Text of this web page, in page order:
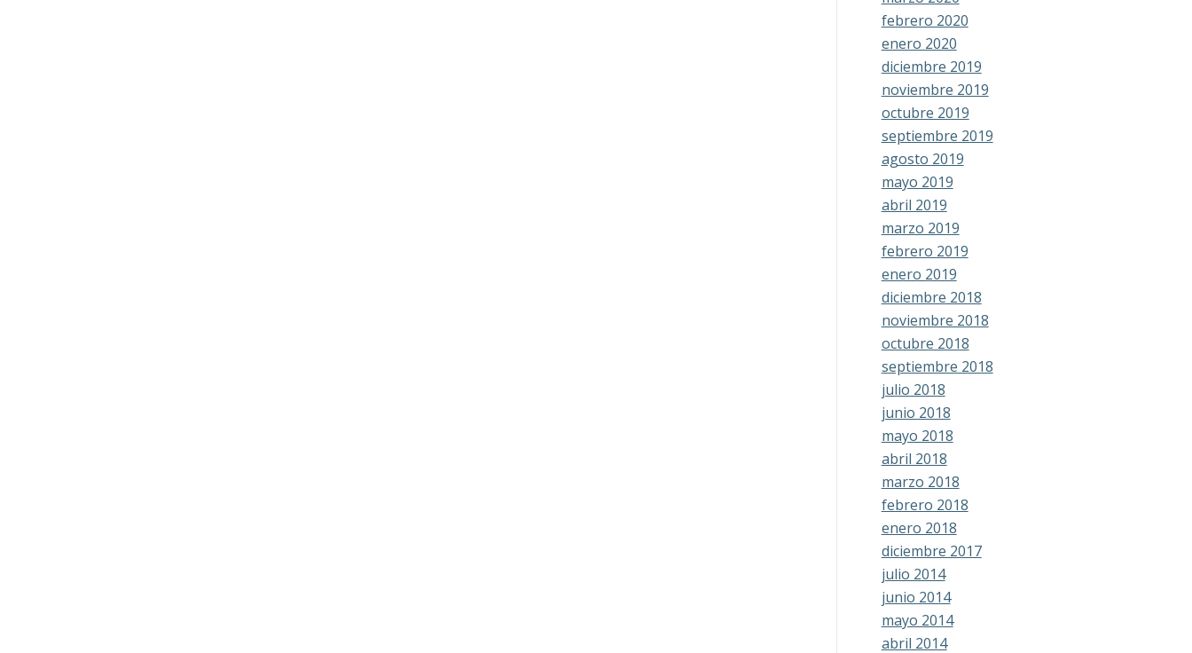
febrero 2020
enero 2020
diciembre 2019
noviembre 2019
octubre 2019
septiembre 2019
agosto 2019
mayo 2019
abril 2019
marzo 2019
febrero 2019
enero 2019
diciembre 2018
noviembre 2018
octubre 2018
septiembre 2018
julio 2018
junio 2018
mayo 2018
abril 2018
marzo 2018
febrero 2018
enero 2018
diciembre 2017
julio 2014
junio 2014
mayo 2014
abril 2014